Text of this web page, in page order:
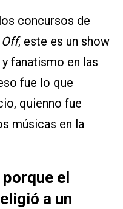
concursos de
, este es un show
fanatismo en las
fue lo que
quienno fue
músicas en la
el
a un